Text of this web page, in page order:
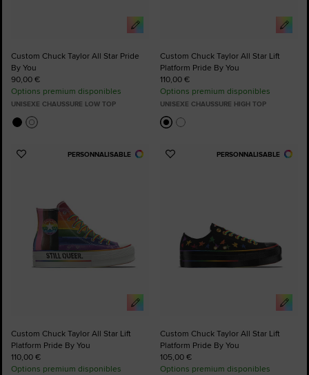
Custom Chuck Taylor All Star Pride
By You
90,00 €
Options premium disponibles
UNISEXE CHAUSSURE LOW TOP
Custom Chuck Taylor All Star Lift
Platform Pride By You
110,00 €
Options premium disponibles
UNISEXE CHAUSSURE HIGH TOP
PERSONNALISABLE
Ajouter
Custom Chuck Taylor All Star Lift
Platform Pride By You
110,00 €
Options premium disponibles
PERSONNALISABLE
Ajouter
Custom Chuck Taylor All Star Lift
Platform Pride By You
105,00 €
Options premium disponibles